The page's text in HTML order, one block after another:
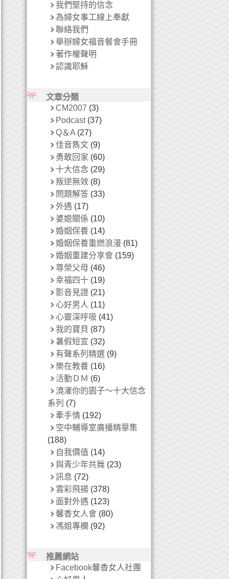
我們堅持的信念
為婦女事工線上奉獻
聯絡我們
舉辦婦女福音餐會手冊
著作權聲明
認識耶穌
文章分類
CM2007 (3)
Podcast(37)
Q＆A(27)
佳音雋文(9)
勇敢回家 (60)
十大信念 (29)
叛逆無效(8)
問題解答(33)
外遇 (17)
婆媳關係 (10)
婚姻保養(14)
婚姻保養重燃浪漫 (81)
婚姻重建分享會(159)
尊榮父母 (46)
幸福四十(19)
影音見證(21)
心好男人 (11)
心靈深呼吸 (41)
我的寶貝 (87)
暑假短宣 (32)
有聲系列精選(9)
樂在教養(16)
活動ＤＭ (6)
澆灌你的園子～十大信念
系列 (7)
牽手情(192)
空中輔導室廣播精華集
(188)
自我價值 (14)
與青少年共舞(23)
訊息 (72)
雲彩飛揚(378)
面對外遇 (123)
馨香女人會(80)
馮姐專欄 (92)
推薦網站
Facebook馨香女人社團